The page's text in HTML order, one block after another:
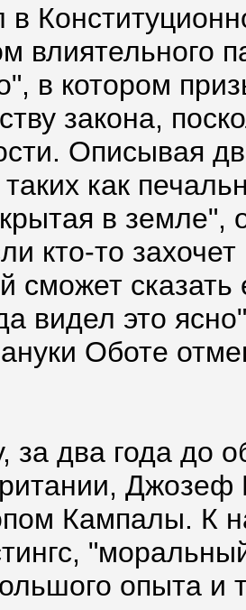
влиятельного
в котором
закона,
Описывая
как
в земле",
кто-то
сможет
видел это
Оботе
за два года до
Джозеф
Кампалы. К
опыта